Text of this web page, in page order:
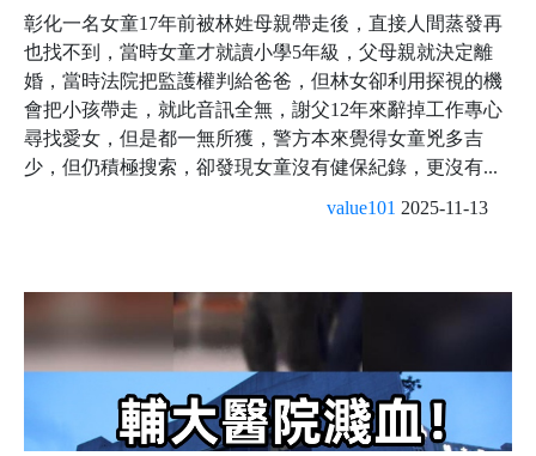
彰化一名女童17年前被林姓母親帶走後，直接人間蒸發再
也找不到，當時女童才就讀小學5年級，父母親就決定離
婚，當時法院把監護權判給爸爸，但林女卻利用探視的機
會把小孩帶走，就此音訊全無，謝父12年來辭掉工作專心
尋找愛女，但是都一無所獲，警方本來覺得女童兇多吉
少，但仍積極搜索，卻發現女童沒有健保紀錄，更沒有...
value101 2025-11-13